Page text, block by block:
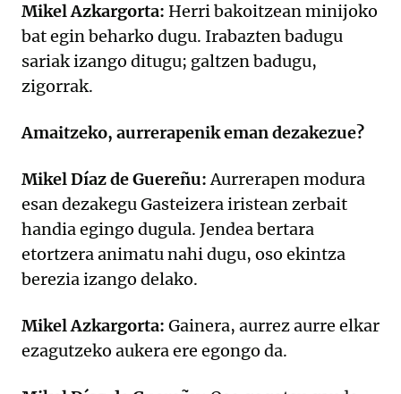
Mikel Azkargorta: Herri bakoitzean minijoko
bat egin beharko dugu. Irabazten badugu
sariak izango ditugu; galtzen badugu,
zigorrak.
Amaitzeko, aurrerapenik eman dezakezue?
Mikel Díaz de Guereñu:Aurrerapen modura
esan dezakegu Gasteizera iristean zerbait
handia egingo dugula. Jendea bertara
etortzera animatu nahi dugu, oso ekintza
berezia izango delako.
Mikel Azkargorta: Gainera, aurrez aurre elkar
ezagutzeko aukera ere egongo da.